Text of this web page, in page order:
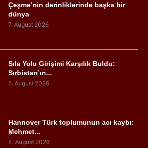
Çeşme’nin derinliklerinde başka bir
dünya
7. August 2026
Sıla Yolu Girişimi Karşılık Buldu:
Sırbistan’ın...
5. August 2026
Hannover Türk toplumunun acı kaybı:
Mehmet...
4. August 2026